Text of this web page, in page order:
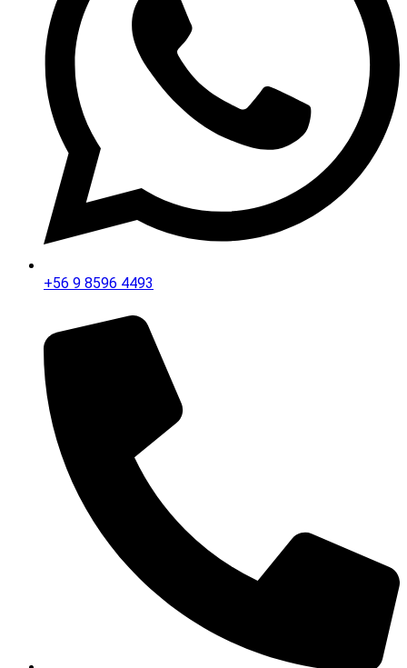
+56 9 8596 4493